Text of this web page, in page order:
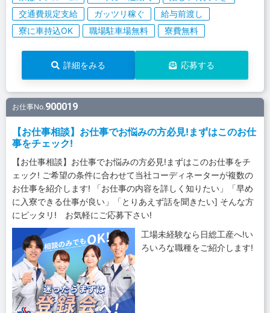
交通費規定支給
ガッツリ稼ぐ
給与前渡し
寮に車持込OK
職場駐車場無料 寮費無料
詳細をみる 応募する
お仕事No.900019
【お仕事相談】お仕事でお悩みの方必見!まずはこのお仕
事をチェック!
【お仕事相談】お仕事でお悩みの方必見!まずはこのお仕事をチ
ェック! ご希望の条件に合わせて当社コーディネーターが複数の
お仕事を紹介します! 「お仕事の内容を詳しく知りたい」「早め
に入寮できる仕事が良い」「とりあえず話を聞きたい] そんな方
にピッタリ! お気軽にご応募下さい!
工場未経験なら日総工産へ!い
ろいろな職種をご紹介します!